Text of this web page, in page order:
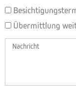
BETREFF
Übermittlung
Nachricht